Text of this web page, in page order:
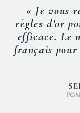
« Je vous
règles d’or
efficace. Le
français